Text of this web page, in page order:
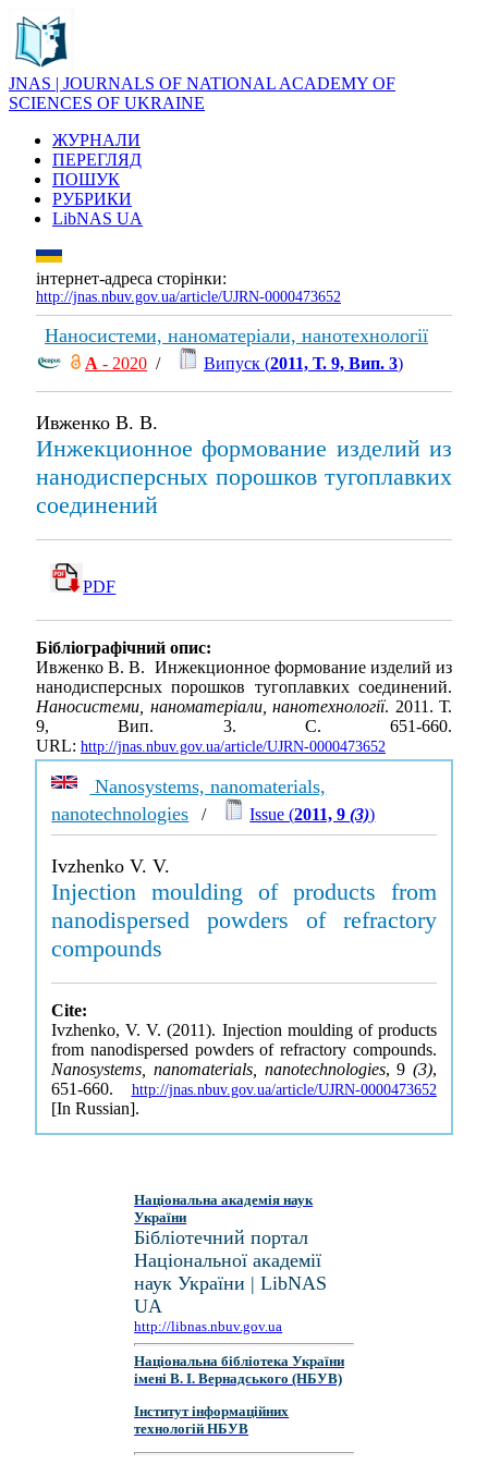
JNAS | JOURNALS OF NATIONAL ACADEMY OF
SCIENCES OF UKRAINE
ЖУРНАЛИ
ПЕРЕГЛЯД
ПОШУК
РУБРИКИ
LibNAS UA
інтернет-адреса сторінки:
http://jnas.nbuv.gov.ua/article/UJRN-0000473652
Наносистеми, наноматеріали, нанотехнології
А - 2020 / Випуск (2011, Т. 9, Вип. 3)
Ивженко В. В.
Инжекционное формование изделий из
нанодисперсных порошков тугоплавких
соединений
PDF
Бібліографічний опис:
Ивженко В. В. Инжекционное формование изделий из
нанодисперсных порошков тугоплавких соединений.
Наносистеми, наноматеріали, нанотехнології. 2011. Т.
9, Вип. 3. С. 651-660.
URL: http://jnas.nbuv.gov.ua/article/UJRN-0000473652
Nanosystems, nanomaterials,
nanotechnologies / Issue (2011, 9(3))
Ivzhenko V. V.
Injection moulding of products from
nanodispersed powders of refractory
compounds
Cite:
Ivzhenko, V. V. (2011). Injection moulding of products
from nanodispersed powders of refractory compounds.
Nanosystems, nanomaterials, nanotechnologies, 9 (3),
651-660. http://jnas.nbuv.gov.ua/article/UJRN-0000473652
[In Russian].
Національна академія наук
України
Бібліотечний портал
Національної академії
наук України | LibNAS
UA
http://libnas.nbuv.gov.ua
Національна бібліотека України
імені В. І. Вернадського (НБУВ)
Інститут інформаційних
технологій НБУВ